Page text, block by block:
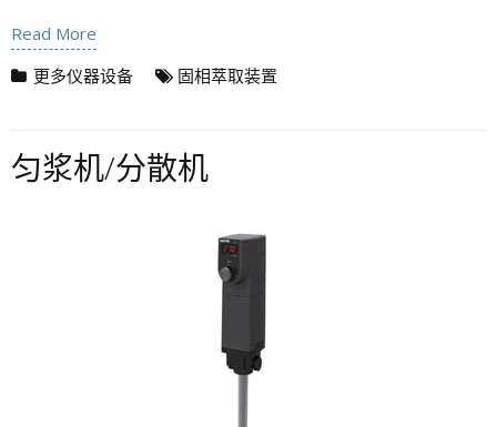
Read More
更多仪器设备
固相萃取装置
匀浆机/分散机